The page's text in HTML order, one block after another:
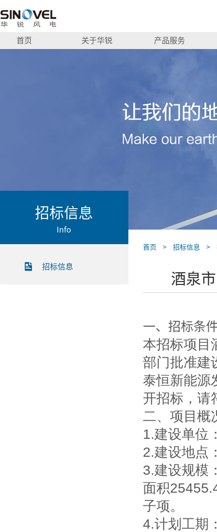
首页 关于华锐 产品服务
招标信息
Info
招标信息
首页 > 招标信息 >
酒泉
一、招标条
本招标项目
部门批准建
泰恒新能源
开招标，请
二、项目概
1.建设单位
2.建设地点
3.建设规模
面积
子项。
4.计划工期